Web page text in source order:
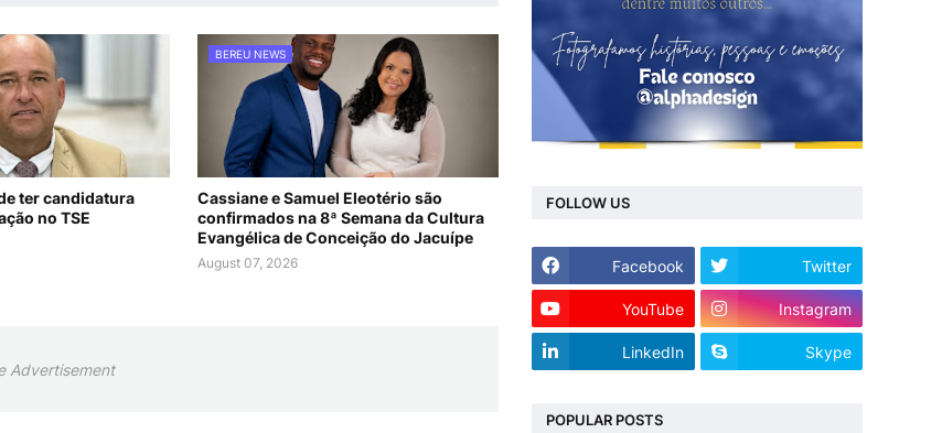
ter candidatura
no TSE
BEREU NEWS
Cassiane e Samuel Eleotério são
confirmados na 8ª Semana da Cultura
Evangélica de Conceição do Jacuípe
August 07, 2026
Advertisement
FOLLOW US
Facebook Twitter
YouTube Instagram
LinkedIn Skype
POPULAR POSTS